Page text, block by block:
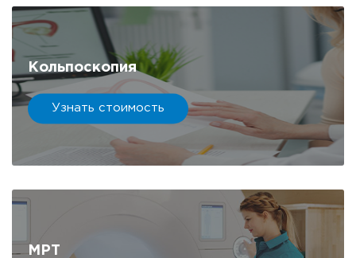
Кольпоскопия
Узнать стоимость
МРТ